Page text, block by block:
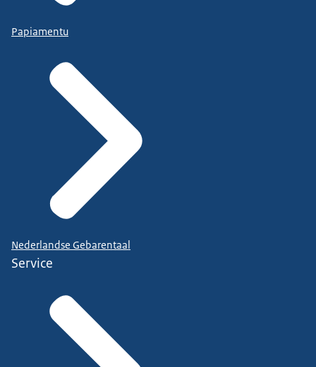
Papiamentu
Nederlandse Gebarentaal
Service